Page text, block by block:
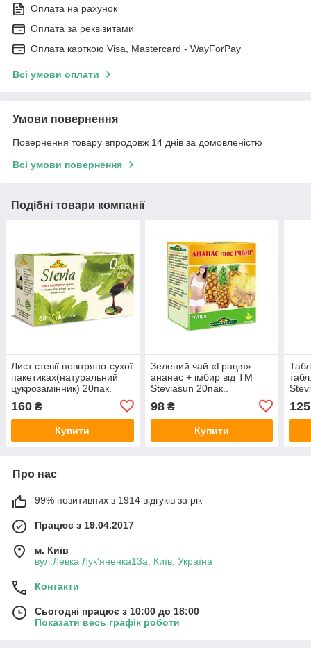
Оплата на рахунок
Оплата за реквізитами
Оплата карткою Visa, Mastercard - WayForPay
Всі умови оплати
Умови повернення
Повернення товару впродовж 14 днів за домовленістю
Всі умови повернення
Подібні товари компанії
Лист стевії повітряно-сухої
пакетиках(натуральний
цукрозамінник) 20пак.
160 ₴
Купити
Зелений чай «Грація»
ананас + імбир від ТМ
Steviasun 20пак..
цукрозамінник)
98₴
Купити
125
Про нас
99% позитивних з 1914 відгуків за рік
Працює з 19.04.2017
м. Київ
вул.Левка Лук'яненка13а, Київ, Україна
Контакти
Сьогодні працює з 10:00 до 18:00
Показати весь графік роботи